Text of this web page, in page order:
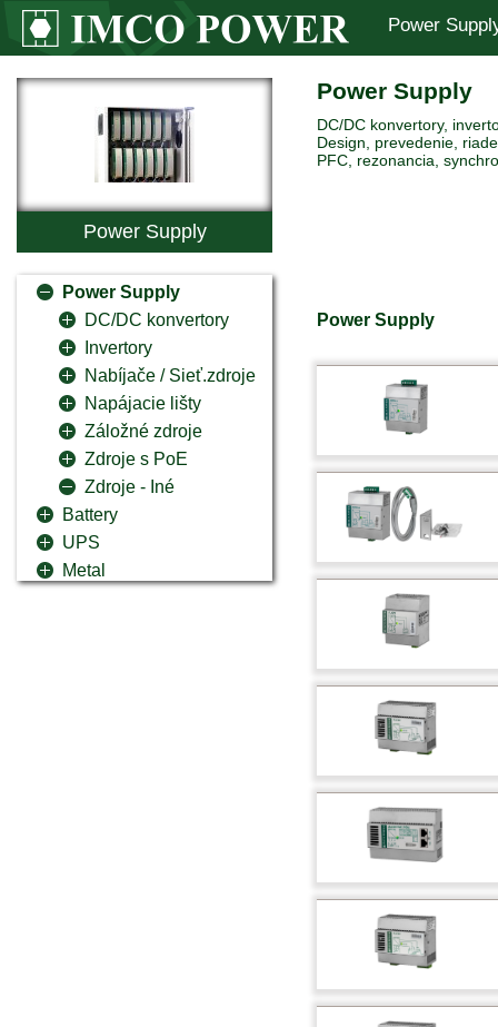
Power
Power Supply
Power Supply
DC/DC konvertory
Invertory
Nabíjače / Sieť.zdroje
Napájacie lišty
Záložné zdroje
Zdroje s PoE
Zdroje - Iné
Battery
UPS
Metal
Power Supply
DC/DC konvertory,
Design, prevedenie,
PFC, rezonancia,
Power Supply